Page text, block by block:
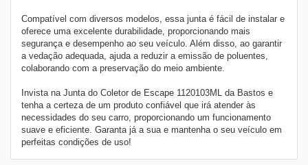
Compatível com diversos modelos, essa junta é fácil de instalar e
oferece uma excelente durabilidade, proporcionando mais
segurança e desempenho ao seu veículo. Além disso, ao garantir
a vedação adequada, ajuda a reduzir a emissão de poluentes,
colaborando com a preservação do meio ambiente.
Invista na Junta do Coletor de Escape 1120103ML da Bastos e
tenha a certeza de um produto confiável que irá atender às
necessidades do seu carro, proporcionando um funcionamento
suave e eficiente. Garanta já a sua e mantenha o seu veículo em
perfeitas condições de uso!